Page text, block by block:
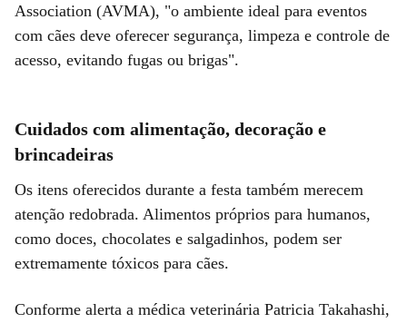
Association (AVMA), "o ambiente ideal para eventos
com cães deve oferecer segurança, limpeza e controle de
acesso, evitando fugas ou brigas".
Cuidados com alimentação, decoração e
brincadeiras
Os itens oferecidos durante a festa também merecem
atenção redobrada. Alimentos próprios para humanos,
como doces, chocolates e salgadinhos, podem ser
extremamente tóxicos para cães.
Conforme alerta a médica veterinária Patricia Takahashi,